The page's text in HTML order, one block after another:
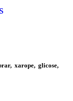
xarope, glicose,